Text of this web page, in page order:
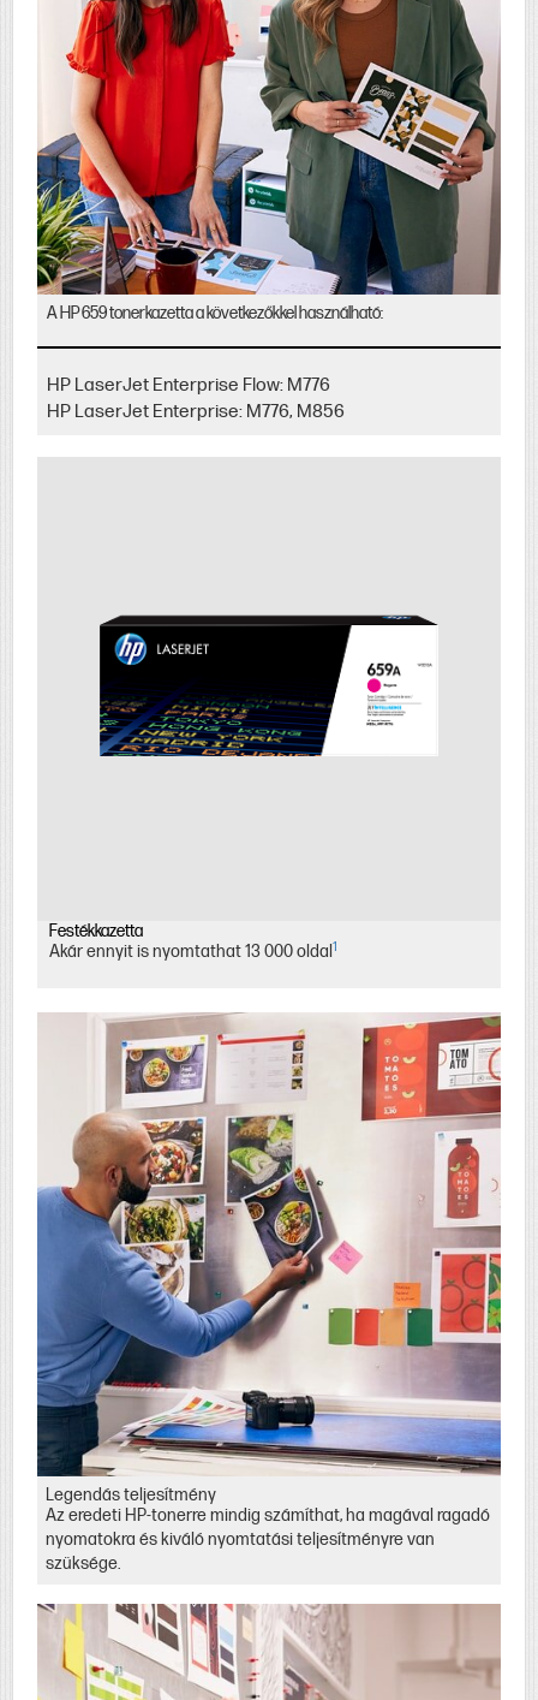
A HP 659 tonerkazetta a következőkkel használható:
HP LaserJet Enterprise Flow: M776
HP LaserJet Enterprise: M776, M856
Festékkazetta
Akár ennyit is nyomtathat 13 000 oldal 1
Legendás teljesítmény
Az eredeti HP-tonerre mindig számíthat, ha magával ragadó
nyomatokra és kiváló nyomtatási teljesítményre van
szüksége.